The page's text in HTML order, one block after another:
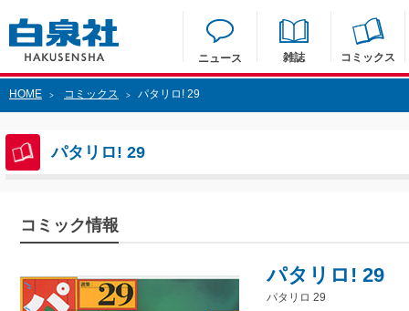
ニュース 雑誌 コミックス
HOME > コミックス > パタリロ! 29
パタリロ! 29
コミック情報
パタリロ! 29
パタリロ 29